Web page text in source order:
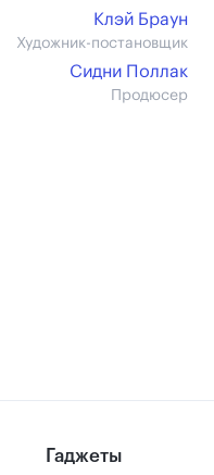
Клэй Браун
Художник-постановщик
Сидни Поллак
Продюсер
Гаджеты